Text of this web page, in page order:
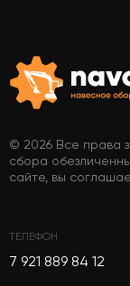
© 2026 Все права
сбора
сайте, вы
ТЕЛЕФОН
7 921 889 84 12